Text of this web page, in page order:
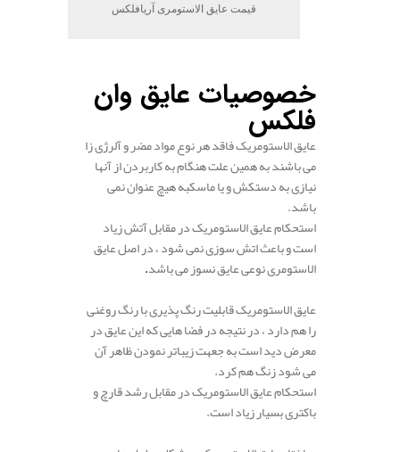
قیمت عایق الاستومری آریافلکس
خصوصیات عایق وان
فلکس
عایق الاستومریک فاقد هر نوع مواد مضر و آلرژی زا
می باشند به همین علت هنگام به کاربردن از آنها
نیازی به دستکش و یا ماسکبه هیچ عنوان نمی
باشد.
استحکام عایق الاستومریک در مقابل آتش زیاد
است و باعث اتش سوزی نمی شود ، در اصل عایق
الاستومری نوعی عایق نسوز می باشد.
عایق الاستومریک قابلیت رنگ پذیری با رنگ روغنی
را هم دارد ، در نتیجه در فضا هایی که این عایق در
معرض دید است به جعهت زیباتر نمودن ظاهر آن
می شود زنگ هم کرد.
استحکام عایق الاستومریک در مقابل رشد قارچ و
باکتری بسیار زیاد است.